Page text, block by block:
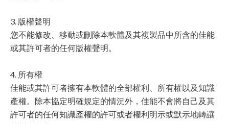
3. 版權聲明
您不能修改、移動或刪除本軟體及其複製品中所含的佳能
或其許可者的任何版權聲明。
4. 所有權
佳能或其許可者擁有本軟體的全部權利、所有權以及知識
產權。除本協定明確規定的情況外，佳能不會將自己及其
許可者的任何知識產權的許可或者權利明示或默示地轉讓